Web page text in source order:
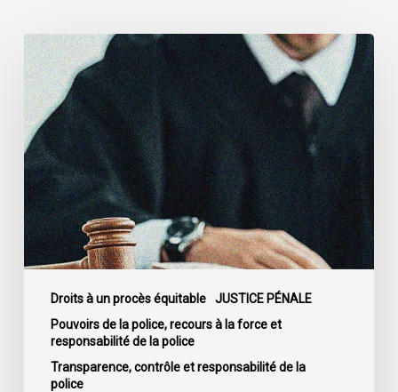
Droits à un procès équitable
JUSTICE PÉNALE
Pouvoirs de la police, recours à la force et
responsabilité de la police
Transparence, contrôle et responsabilité de la
police
La
Cour
de
cassation
confirme
l’obligation
stricte
de
divulguer
les
informations
relatives
fautes
professionnelles